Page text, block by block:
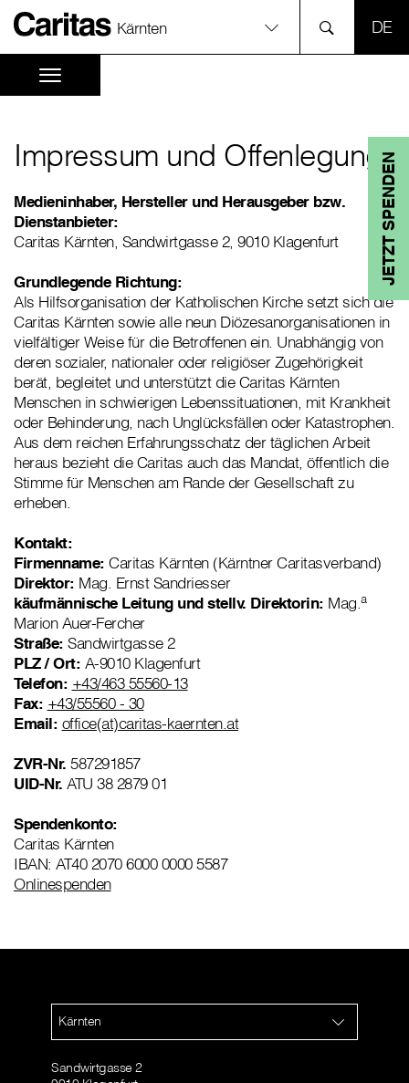
Kärnten
JETZT SPENDEN
Impressum und Offenlegung
Medieninhaber, Hersteller und Herausgeber bzw.
Dienstanbieter:
Caritas Kärnten, Sandwirtgasse 2, 9010 Klagenfurt
Grundlegende Richtung:
Als Hilfsorganisation der Katholischen Kirche setzt sich die
Caritas Kärnten sowie alle neun Diözesanorganisationen in
vielfältiger Weise für die Betroffenen ein. Unabhängig von
deren sozialer, nationaler oder religiöser Zugehörigkeit
berät, begleitet und unterstützt die Caritas Kärnten
Menschen in schwierigen Lebenssituationen, mit Krankheit
oder Behinderung, nach Unglücksfällen oder Katastrophen.
Aus dem reichen Erfahrungsschatz der täglichen Arbeit
heraus bezieht die Caritas auch das Mandat, öffentlich die
Stimme für Menschen am Rande der Gesellschaft zu
erheben.
Kontakt:
Firmenname: Caritas Kärnten (Kärntner Caritasverband)
Direktor: Mag. Ernst Sandriesser
käufmännische Leitung und stellv. Direktorin: Mag. a
Marion Auer-Fercher
Straße: Sandwirtgasse 2
PLZ / Ort: A-9010 Klagenfurt
Telefon: +43/463 55560-13
Fax: +43/55560 - 30
Email: office(at)caritas-kaernten.at
ZVR-Nr. 587291857
UID-Nr. ATU 38 2879 01
Spendenkonto:
Caritas Kärnten
IBAN: AT40 2070 6000 0000 5587
Onlinespenden
Kärnten
Sandwirtgasse 2